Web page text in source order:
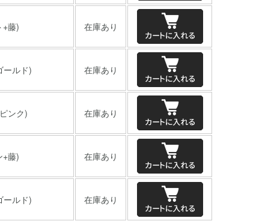
+藤) 在庫あり
ールド) 在庫あり
ンク) 在庫あり
+藤) 在庫あり
ールド) 在庫あり